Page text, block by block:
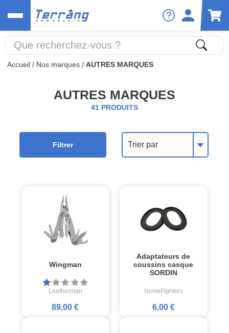
Accueil / Nos marques / AUTRES MARQUES
AUTRES MARQUES
41 PRODUITS
Trier par
Filtrer
Wingman
Leatherman
89,00 €
Adaptateurs de
coussins casque
SORDIN
NoiseFighters
6,00 €